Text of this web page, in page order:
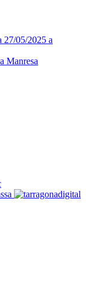
27/05/2025 a
Manresa